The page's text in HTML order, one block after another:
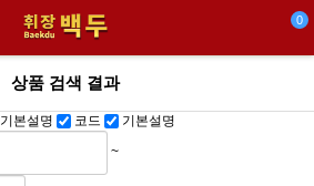
0
상품 검색 결과
기본설명 코드 기본설명
~